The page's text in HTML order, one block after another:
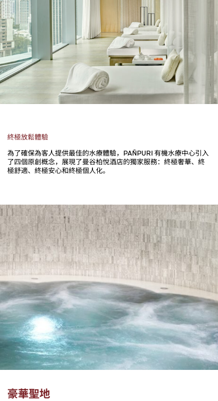
終極放鬆體驗
為了確保為客人提供最佳的水療體驗，PAÑPURI 有機水療中心引入
了四個原創概念，展現了曼谷柏悅酒店的獨家服務：終極奢華、終
極舒適、終極安心和終極個人化。
豪華聖地